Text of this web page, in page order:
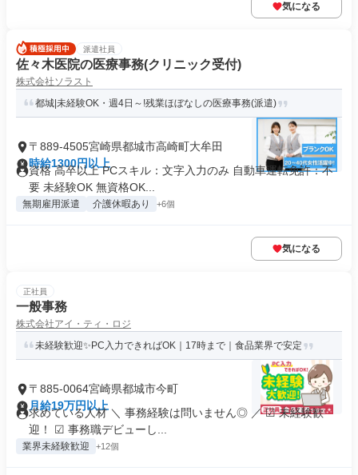
気になる
派遣社員
佐々木医院の医療事務(クリニック受付)
株式会社ソラスト
都城|未経験OK・週4日～!残業ほぼなしの医療事務(派遣)
〒889-4505宮崎県都城市高崎町大牟田
時給1300円以上
資格 高卒以上 PCスキル：文字入力のみ 自動車運転免許：不
要 未経験OK 無資格OK...
無期雇用派遣 介護休暇あり +6個
気になる
正社員
一般事務
株式会社アイ・ティ・ロジ
未経験歓迎✨PC入力できればOK｜17時まで｜食品業界で安定
〒885-0064宮崎県都城市今町
月給19万円以上
求めている人材 ＼ 事務経験は問いません◎ ／ ☑ 未経験歓
迎！ ☑ 事務職デビューし...
業界未経験歓迎 +12個